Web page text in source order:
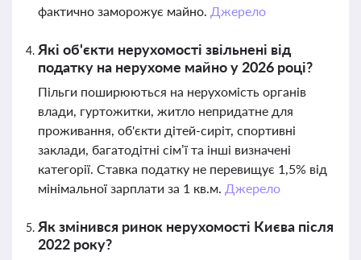
фактично заморожує майно. Джерело
Які об'єкти нерухомості звільнені від
податку на нерухоме майно у 2026 році?
Пільги поширюються на нерухомість органів
влади, гуртожитки, житло непридатне для
проживання, об'єкти дітей-сиріт, спортивні
заклади, багатодітні сім’ї та інші визначені
категорії. Ставка податку не перевищує 1,5% від
мінімальної зарплати за 1 кв.м. Джерело
Як змінився ринок нерухомості Києва після
2022 року?